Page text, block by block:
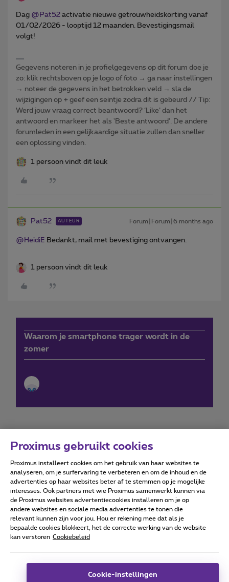
Dag ​ @Pat52 activatie nieuwe getrouwheidskorting vanaf
01/02/2026 - looptijd 12 maanden. Bevestigingsmail
volgt!
Gegevens noteren in je profielgegevens op dit forum doe je
zo: klik rechtsboven op je logo of foto → ga naar instellingen
→ noteer de gegevens in het betrokken veld → sla de
wijzigingen op + geef een seintje zodra dit is gebeurd // Tip:
Werd jouw vraag correct beantwoord? ‘Like’ dan het
antwoord en markeer het als 'Beste antwoord'. De andere
forumleden in een gelijkaardige situatie zullen dan sneller
een oplossing vinden.
1 persoon vindt dit leuk
Pat52 AUTEUR Forum|Forum|6 months ago
@HeidiE Bedankt, mail met bevestiging ontvangen.
1 persoon vindt dit leuk
Waarom je smartphone trager wordt in de
zomer
Forumvoorwaarden Accessibility statement
Alle rechten voorbehouden. © Proximus
Algemene voorwaarden, consumenteninfo
Deze website is gecreëerd en wordt beheerd conform het
Proximus gebruikt cookies
Proximus installeert cookies om het gebruik van haar websites te
analyseren, om je surfervaring te verbeteren en om de inhoud en de
advertenties op haar websites beter af te stemmen op je mogelijke
interesses. Ook partners met wie Proximus samenwerkt kunnen via
de Proximus websites advertentiecookies installeren om je op
andere websites en sociale media advertenties te tonen die
relevant kunnen zijn voor jou. Hou er rekening mee dat als je
bepaalde cookies blokkeert, het de correcte werking van de website
kan verstoren Cookiebeleid
Cookie-instellingen